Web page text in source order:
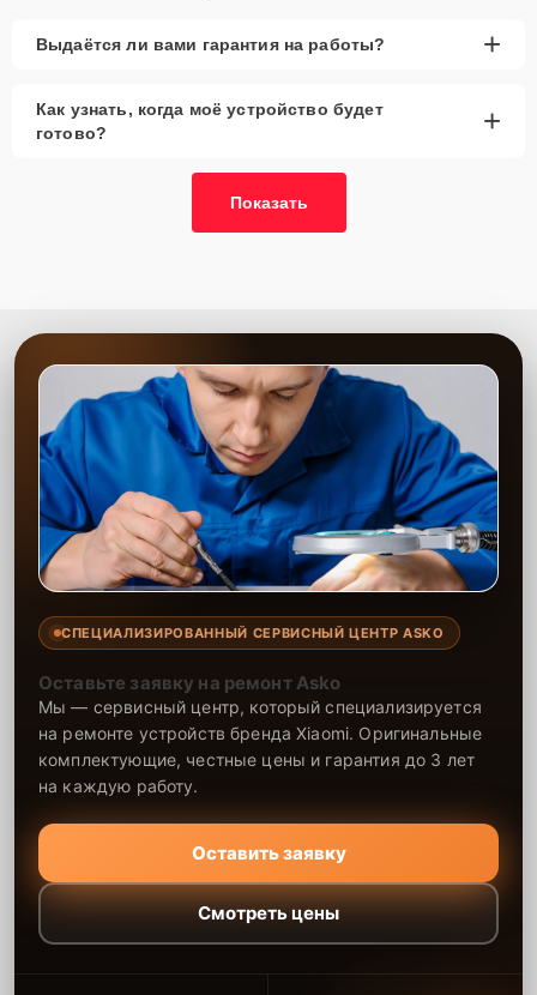
Выдаётся ли вами гарантия на работы? +
Как узнать, когда моё устройство будет
готово?
+
Показать
СПЕЦИАЛИЗИРОВАННЫЙ СЕРВИСНЫЙ ЦЕНТР ASKO
Оставьте заявку на ремонт Asko
Мы — сервисный центр, который специализируется
на ремонте устройств бренда Xiaomi. Оригинальные
комплектующие, честные цены и гарантия до 3 лет
на каждую работу.
Оставить заявку
Смотреть цены